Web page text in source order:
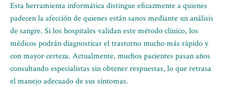
Esta herramienta informática distingue eficazmente a quienes
padecen la afección de quienes están sanos mediante un análisis
de sangre. Si los hospitales validan este método clínico, los
médicos podrán diagnosticar el trastorno mucho más rápido y
con mayor certeza. Actualmente, muchos pacientes pasan años
consultando especialistas sin obtener respuestas, lo que retrasa
el manejo adecuado de sus síntomas.